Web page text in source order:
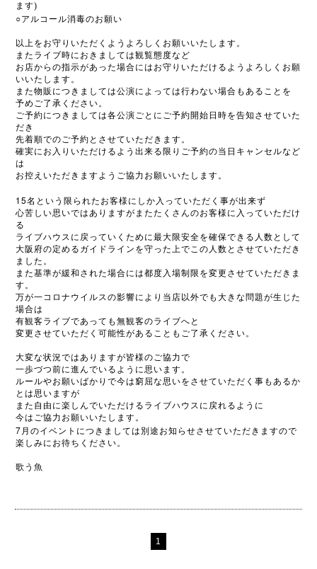
ます)
○アルコール消毒のお願い
以上をお守りいただくようよろしくお願いいたします。
またライブ時におきましては観覧態度など
お店からの指示があった場合にはお守りいただけるようよろしくお願
いいたします。
また物販につきましては公演によっては行わない場合もあることを
予めご了承ください。
ご予約につきましては各公演ごとにご予約開始日時を告知させていた
だき
先着順でのご予約とさせていただきます。
確実にお入りいただけるよう出来る限りご予約の当日キャンセルなど
は
お控えいただきますようご協力お願いいたします。
15名という限られたお客様にしか入っていただく事が出来ず
心苦しい思いではありますがまたたくさんのお客様に入っていただけ
る
ライブハウスに戻っていくために最大限安全を確保できる人数として
大阪府の定めるガイドラインを守った上でこの人数とさせていただき
ました。
また基準が緩和された場合には都度入場制限を変更させていただきま
す。
万が一コロナウイルスの影響により当店以外でも大きな問題が生じた
場合は
有観客ライブであっても無観客のライブへと
変更させていただく可能性があることもご了承ください。
大変な状況ではありますが皆様のご協力で
一歩づつ前に進んでいるように思います。
ルールやお願いばかりで今は窮屈な思いをさせていただく事もあるか
とは思いますが
また自由に楽しんでいただけるライブハウスに戻れるように
今はご協力お願いいたします。
7 月のイベントにつきましては別途お知らせさせていただきますので
楽しみにお待ちください。
歌う魚
1